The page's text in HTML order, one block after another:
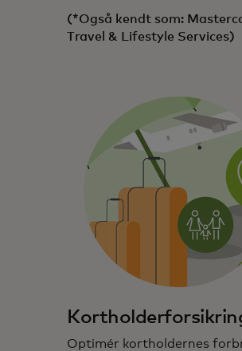
(*Også kendt som:
Travel & Lifestyle Services)
Optimér kortholdernes